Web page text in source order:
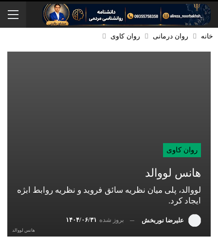
خانه روان درمانی روان کاوی
روان کاوی
هانس لووالد
لووالد، پلی میان نظریه سائق فروید و نظریه روابط ابژه
ایجاد کرد.
علیرضا نوربخش بروز شده ۱۴۰۴/۰۶/۳۱
هانس لووالد